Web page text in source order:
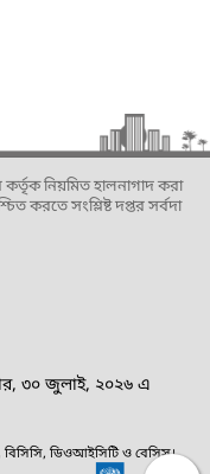
নিয়মিত হালনাগাদ করা
করতে সংশ্লিষ্ট দপ্তর সর্বদা
৩০ জুলাই, ২০২৬ এ
বিসিসি, ডিওআইসিটি ও বেসিস।